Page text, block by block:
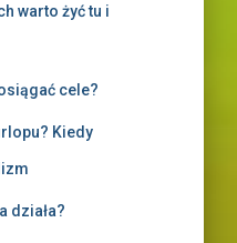
warto żyć tu i
cele?
Kiedy
działa?